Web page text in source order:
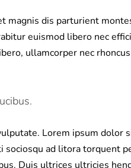
magnis dis parturient
euismod libero nec
ullamcorper nec
Lorem ipsum dolor
ad litora torquent
Duis ultrices ultricies